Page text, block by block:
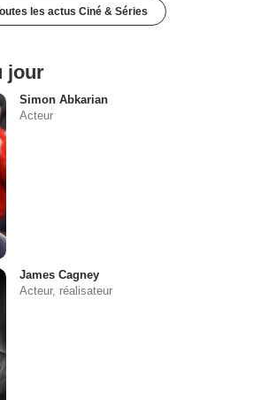
les actus Ciné & Séries
jour
Simon Abkarian
Acteur
James Cagney
Acteur, réalisateur